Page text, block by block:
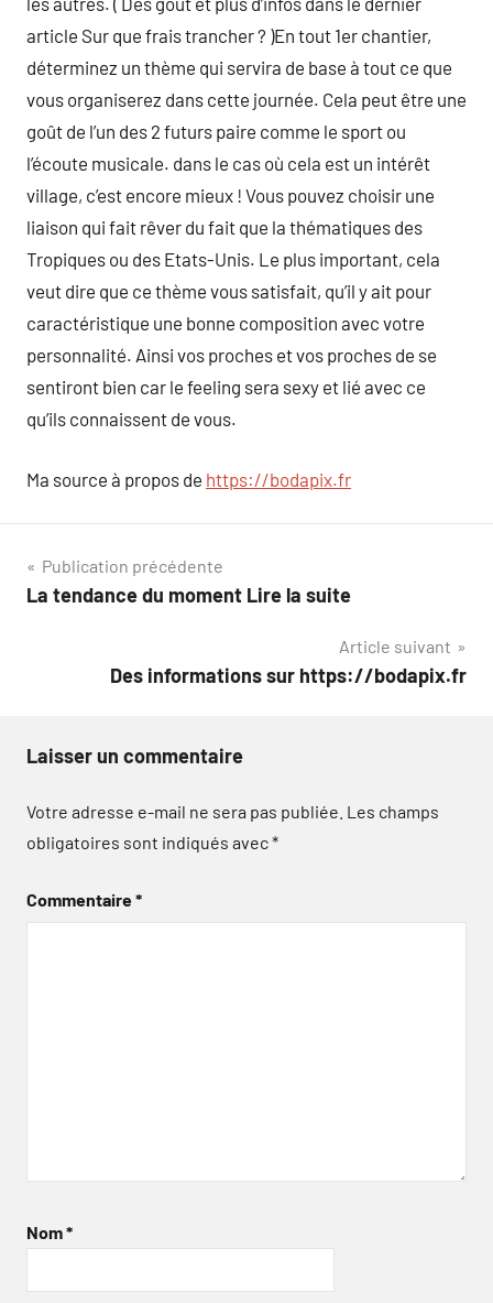
article Sur que frais trancher ? )En tout 1er chantier,
déterminez un thème qui servira de base à tout ce que
vous organiserez dans cette journée. Cela peut être une
goût de l’un des 2 futurs paire comme le sport ou
l’écoute musicale. dans le cas où cela est un intérêt
village, c’est encore mieux ! Vous pouvez choisir une
liaison qui fait rêver du fait que la thématiques des
Tropiques ou des Etats-Unis. Le plus important, cela
veut dire que ce thème vous satisfait, qu’il y ait pour
caractéristique une bonne composition avec votre
personnalité. Ainsi vos proches et vos proches de se
sentiront bien car le feeling sera sexy et lié avec ce
qu’ils connaissent de vous.
Ma source à propos de https://bodapix.fr
Navigation
de
Publication précédente
La tendance du moment Lire la suite
Article suivant
Des informations sur https://bodapix.fr
Laisser un commentaire
Votre adresse e-mail ne sera pas publiée. Les champs
obligatoires sont indiqués avec*
Commentaire*
Nom*